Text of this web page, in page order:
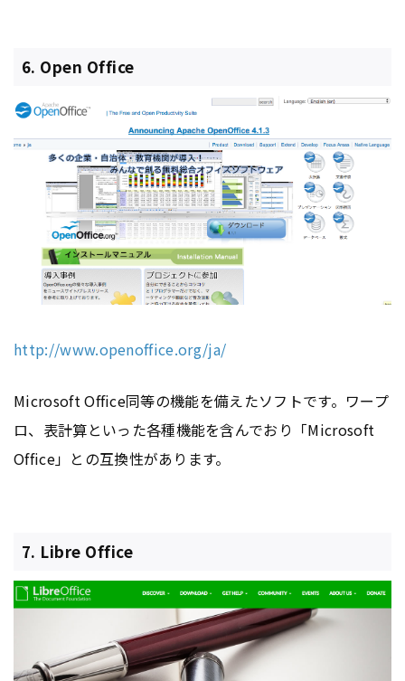
6. Open Office
http://www.openoffice.org/ja/
Microsoft Office同等の機能を備えたソフトです。ワープ
ロ、表計算といった各種機能を含んでおり「Microsoft
Office」との互換性があります。
7. Libre Office